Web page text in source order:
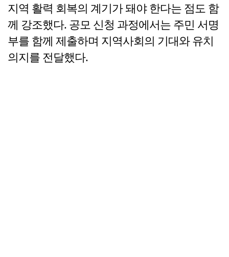
지역 활력 회복의 계기가 돼야 한다는 점도 함
께 강조했다. 공모 신청 과정에서는 주민 서명
부를 함께 제출하며 지역사회의 기대와 유치
의지를 전달했다.